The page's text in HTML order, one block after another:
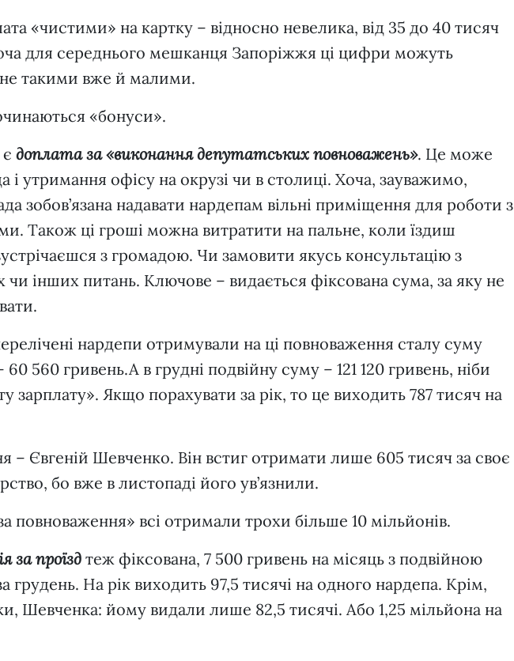
«чистими» на картку – відносно невелика, від 35 до 40 тисяч
для середнього мешканця Запоріжжя ці цифри можуть
такими вже й малими.
«бонуси».
єдоплата за «виконання депутатських повноважень». Це може
і утримання офісу на окрузі чи в столиці. Хоча, зауважимо,
зобов’язана надавати нардепам вільні приміщення для роботи з
Також ці гроші можна витратити на пальне, коли їздиш
з громадою. Чи замовити якусь консультацію з
інших питань. Ключове – видається фіксована сума, за яку не
нардепи отримували на ці повноваження сталу суму
560 гривень.А в грудні подвійну суму – 121 120 гривень, ніби
зарплату». Якщо порахувати за рік, то це виходить 787 тисяч на
– Євгеній Шевченко. Він встиг отримати лише 605 тисяч за своє
бо вже в листопаді його ув’язнили.
повноваження» всі отримали трохи більше 10 мільйонів.
за проїздтеж фіксована, 7 500 гривень на місяць з подвійною
грудень. На рік виходить 97,5 тисячі на одного нардепа. Крім,
Шевченка: йому видали лише 82,5 тисячі. Або 1,25 мільйона на